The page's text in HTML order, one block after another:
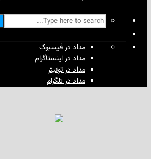
مداد در فیسبوک
مداد در اینستاگرام
مداد در توئیتر
مداد در تلگرام